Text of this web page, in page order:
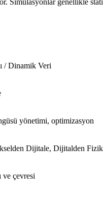
Simülasyonlar genellikle
/ Dinamik Veri
yönetimi, optimizasyon
Dijitale, Dijitalden
ve çevresi